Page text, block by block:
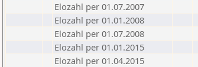
Elozahl per 01.07.2007
Elozahl per 01.01.2008
Elozahl per 01.07.2008
Elozahl per 01.01.2015
Elozahl per 01.04.2015